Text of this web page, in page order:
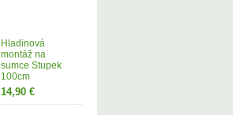
Hladinová
montáž na
sumce Stupek
100cm
14,90 €